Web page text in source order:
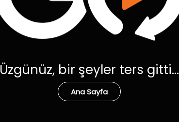
Üzgünüz, bir şeyler ters gitti...
Ana Sayfa